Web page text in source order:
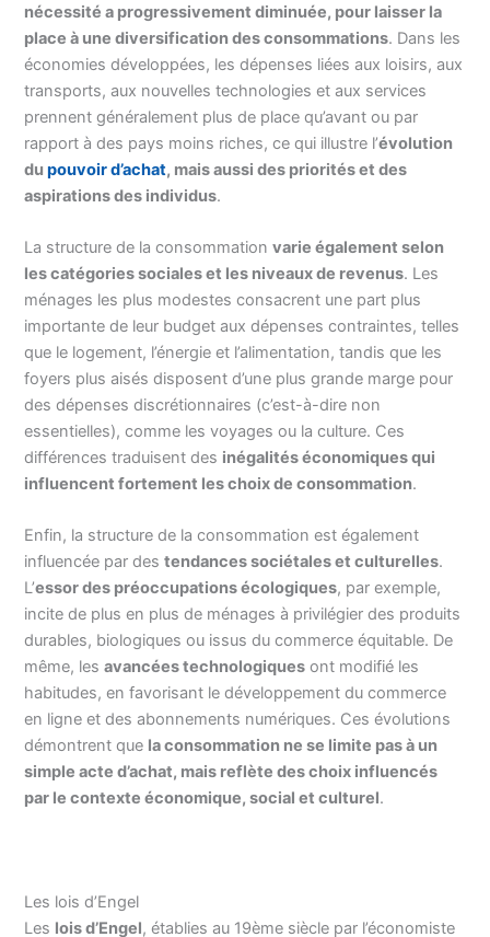
nécessité a progressivement diminuée, pour laisser la
place à une diversification des consommations. Dans les
économies développées, les dépenses liées aux loisirs, aux
transports, aux nouvelles technologies et aux services
prennent généralement plus de place qu’avant ou par
rapport à des pays moins riches, ce qui illustre l’évolution
dupouvoir d’achat, mais aussi des priorités et des
aspirations des individus.
La structure de la consommationvarie également selon
les catégories sociales et les niveaux de revenus. Les
ménages les plus modestes consacrent une part plus
importante de leur budget aux dépenses contraintes, telles
que le logement, l’énergie et l’alimentation, tandis que les
foyers plus aisés disposent d’une plus grande marge pour
des dépenses discrétionnaires (c’est-à-dire non
essentielles), comme les voyages ou la culture. Ces
différences traduisent des inégalités économiques qui
influencent fortement les choix de consommation.
Enfin, la structure de la consommation est également
influencée par destendances sociétales et culturelles.
L’essor des préoccupations écologiques, par exemple,
incite de plus en plus de ménages à privilégier des produits
durables, biologiques ou issus du commerce équitable. De
même, lesavancées technologiques ont modifié les
habitudes, en favorisant le développement du commerce
en ligne et des abonnements numériques. Ces évolutions
démontrent que la consommation ne se limite pas à un
simple acte d’achat, mais reflète des choix influencés
par le contexte économique, social et culturel.
Les lois d’Engel
Les lois d’Engel, établies au 19ème siècle par l’économiste